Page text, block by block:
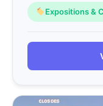
Expositions &